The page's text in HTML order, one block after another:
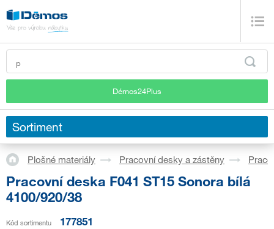
Démos24Plus
Sortiment
Plošné materiály Pracovní desky a zástěny
Pracovní deska F041 ST15 Sonora bílá
4100/920/38
Kód sortimentu 177851